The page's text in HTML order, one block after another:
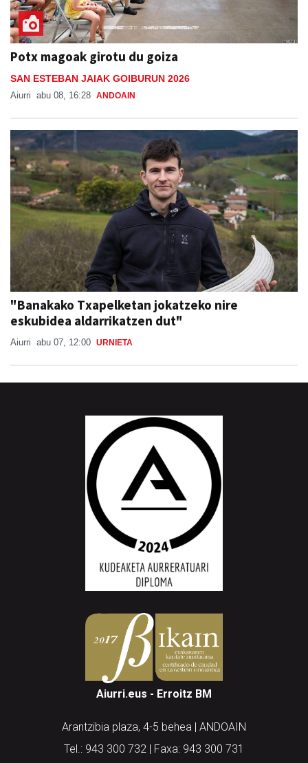
Potx magoak girotu du goiza
SAN ESTEBAN JAIAK GOIBURUN 2026
Aiurri abu 08, 16:28 ANDOAIN
"Banakako Txapelketan jokatzeko nire
eskubidea aldarrikatzen dut"
Aiurri abu 07, 12:00 URNIETA
Aiurri.eus - Erroitz BM
Arantzibia plaza, 4-5 behea | ANDOAIN
Tel.: 943 300 732 | Faxa: 943 300 731